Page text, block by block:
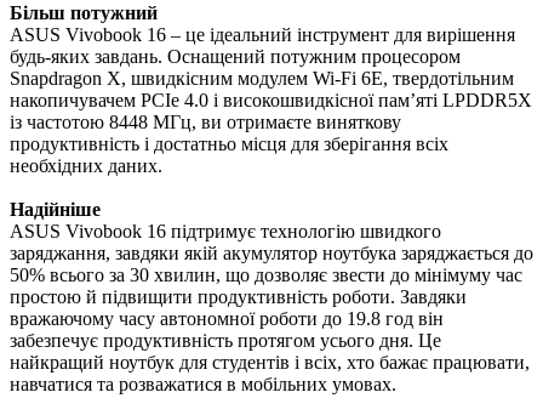
Більш потужний
ASUS Vivobook 16 – це ідеальний інструмент для вирішення
будь-яких завдань. Оснащений потужним процесором
Snapdragon X, швидкісним модулем Wi-Fi 6E, твердотільним
накопичувачем PCIe 4.0 і високошвидкісної пам’яті LPDDR5X
із частотою 8448 МГц, ви отримаєте виняткову
продуктивність і достатньо місця для зберігання всіх
необхідних даних.
Надійніше
ASUS Vivobook 16 підтримує технологію швидкого
заряджання, завдяки якій акумулятор ноутбука заряджається до
50% всього за 30 хвилин, що дозволяє звести до мінімуму час
простою й підвищити продуктивність роботи. Завдяки
вражаючому часу автономної роботи до 19.8 год він
забезпечує продуктивність протягом усього дня. Це
найкращий ноутбук для студентів і всіх, хто бажає працювати,
навчатися та розважатися в мобільних умовах.